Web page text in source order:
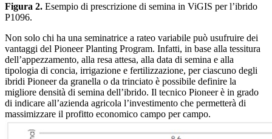
Figura 2. Esempio di prescrizione di semina in ViGIS per l’ibrido
P1096.
Non solo chi ha una seminatrice a rateo variabile può usufruire dei
vantaggi del Pioneer Planting Program. Infatti, in base alla tessitura
dell’appezzamento, alla resa attesa, alla data di semina e alla
tipologia di concia, irrigazione e fertilizzazione, per ciascuno degli
ibridi Pioneer da granella o da trinciato è possibile definire la
migliore densità di semina dell’ibrido. Il tecnico Pioneer è in grado
di indicare all’azienda agricola l’investimento che permetterà di
massimizzare il profitto economico campo per campo.